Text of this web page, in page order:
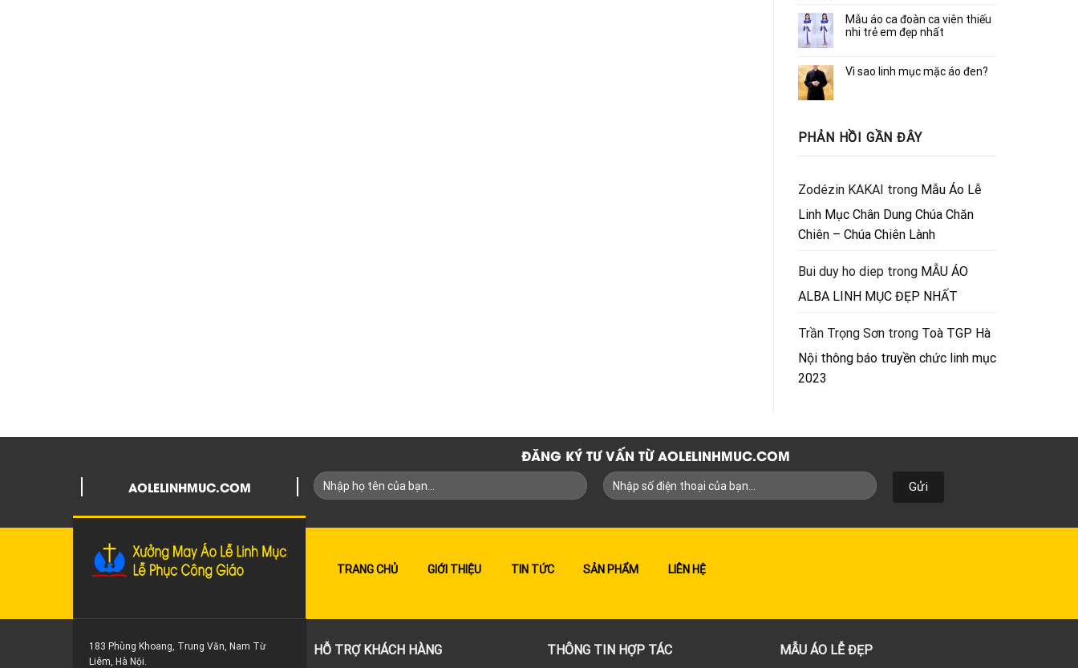
Mẫu áo ca đoàn ca viên thiếu
nhi trẻ em đẹp nhất
Vì sao linh mục mặc áo đen?
PHẢN HỒI GẦN ĐÂY
Zodézin KAKAI trong Mẫu Áo Lễ
Linh Mục Chân Dung Chúa Chăn
Chiên – Chúa Chiên Lành
Bui duy ho diep trong MẪU ÁO
ALBA LINH MỤC ĐẸP NHẤT
Trần Trọng Sơntrong Toà TGP Hà
Nội thông báo truyền chức linh mục
2023
AOLELINHMUC.COM
ĐĂNG KÝ TƯ VẤN TỪ AOLELINHMUC.COM
TRANG CHỦ GIỚI THIỆU TIN TỨC SẢN PHẨM LIÊN HỆ
183 Phùng Khoang, Trung Văn, Nam Từ
Liêm, Hà Nội.
HỖ TRỢ KHÁCH HÀNG THÔNG TIN HỢP TÁC MẪU ÁO LỄ ĐẸP